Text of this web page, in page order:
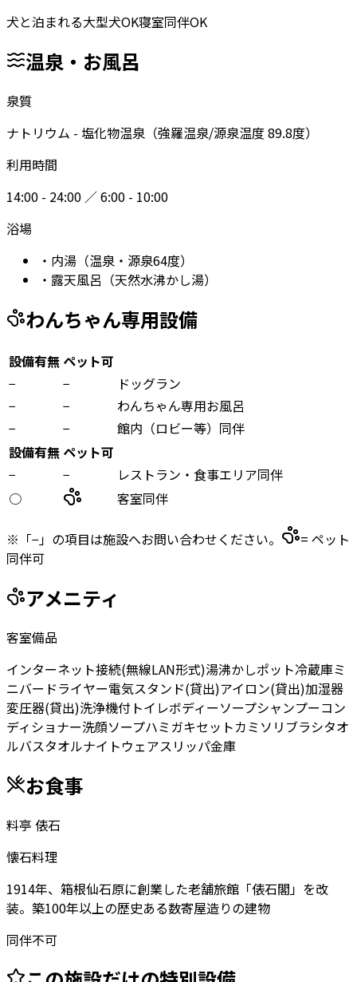
犬と泊まれる大型犬OK寝室同伴OK
温泉・お風呂
泉質
ナトリウム - 塩化物温泉（強羅温泉/源泉温度 89.8度）
利用時間
14:00 - 24:00 ／ 6:00 - 10:00
浴場
・ 内湯（温泉・源泉64度）
・ 露天風呂（天然水沸かし湯）
わんちゃん専用設備
設備有無 ペット可
−
−
ドッグラン
−
−
わんちゃん専用お風呂
−
−
館内（ロビー等）同伴
設備有無 ペット可
−
−
レストラン・食事エリア同伴
○
客室同伴
※「−」の項目は施設へお問い合わせください。
= ペット
同伴可
アメニティ
客室備品
インターネット接続(無線LAN形式)湯沸かしポット冷蔵庫ミ
ニバー ドライヤー電気スタンド(貸出)アイロン(貸出)加湿器
変圧器(貸出)洗浄機付トイレボディーソープシャンプーコン
ディショナー洗顔ソープハミガキセットカミソリ ブラシタオ
ルバスタオルナイトウェアスリッパ金庫
お食事
料亭 俵石
懐石料理
1914年、箱根仙石原に創業した老舗旅館「俵石閣」を改
装。築100年以上の歴史ある数寄屋造りの建物
同伴不可